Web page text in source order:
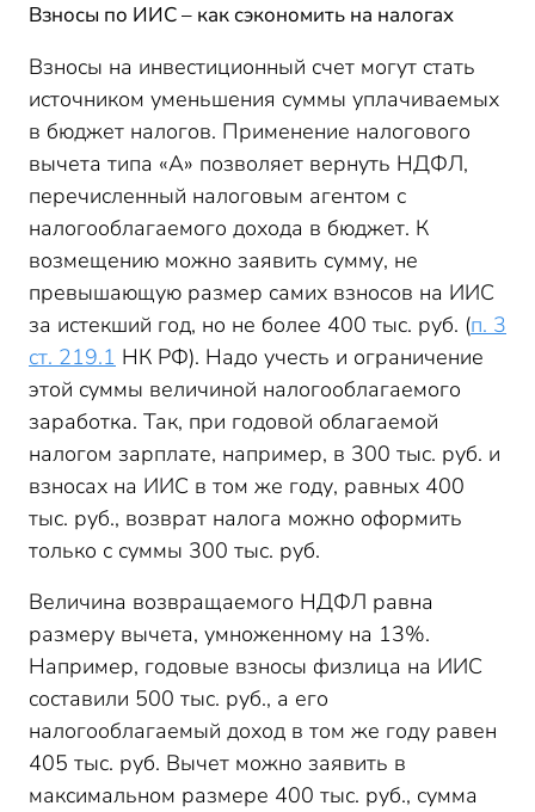
Взносы по ИИС – как сэкономить на налогах
Взносы на инвестиционный счет могут стать
источником уменьшения суммы уплачиваемых
в бюджет налогов. Применение налогового
вычета типа «А» позволяет вернуть НДФЛ,
перечисленный налоговым агентом с
налогооблагаемого дохода в бюджет. К
возмещению можно заявить сумму, не
превышающую размер самих взносов на ИИС
за истекший год, но не более 400 тыс. руб. (п. 3
ст. 219.1 НК РФ). Надо учесть и ограничение
этой суммы величиной налогооблагаемого
заработка. Так, при годовой облагаемой
налогом зарплате, например, в 300 тыс. руб. и
взносах на ИИС в том же году, равных 400
тыс. руб., возврат налога можно оформить
только с суммы 300 тыс. руб.
Величина возвращаемого НДФЛ равна
размеру вычета, умноженному на 13%.
Например, годовые взносы физлица на ИИС
составили 500 тыс. руб., а его
налогооблагаемый доход в том же году равен
405 тыс. руб. Вычет можно заявить в
максимальном размере 400 тыс. руб., сумма